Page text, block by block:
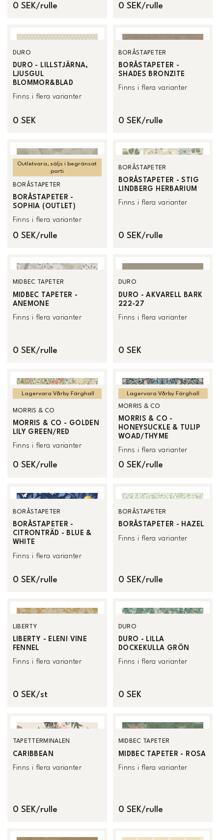
0 SEK/rulle 0 SEK/rulle
DURO
DURO - LILLSTJÄRNA,
LJUSGUL
BLOMMOR&BLAD
Finns i flera varianter
0 SEK
BORÅSTAPETER
BORÅSTAPETER -
SHADES BRONZITE
Finns i flera varianter
0 SEK/rulle
Outletvara, säljs i begränsat
parti
BORÅSTAPETER
BORÅSTAPETER -
SOPHIA (OUTLET)
Finns i flera varianter
0 SEK/rulle
BORÅSTAPETER
BORÅSTAPETER - STIG
LINDBERG HERBARIUM
Finns i flera varianter
0 SEK/rulle
MIDBEC TAPETER
MIDBEC TAPETER -
ANEMONE
Finns i flera varianter
0 SEK/rulle
DURO
DURO - AKVARELL BARK
222-27
Finns i flera varianter
0 SEK
Lagervara Vårby Färghall
MORRIS & CO
MORRIS & CO - GOLDEN
LILY GREEN/RED
Finns i flera varianter
0 SEK/rulle
Lagervara Vårby Färghall
MORRIS & CO
MORRIS & CO -
HONEYSUCKLE & TULIP
WOAD/THYME
Finns i flera varianter
0 SEK/rulle
BORÅSTAPETER
BORÅSTAPETER -
CITRONTRÄD - BLUE &
WHITE
Finns i flera varianter
0 SEK/rulle
BORÅSTAPETER
BORÅSTAPETER - HAZEL
Finns i flera varianter
0 SEK/rulle
LIBERTY
LIBERTY - ELENI VINE
FENNEL
Finns i flera varianter
0 SEK/st
DURO
DURO - LILLA
DOCKEKULLA GRÖN
Finns i flera varianter
0 SEK
TAPETTERMINALEN
CARIBBEAN
Finns i flera varianter
0 SEK/rulle
MIDBEC TAPETER
MIDBEC TAPETER - ROSA
Finns i flera varianter
0 SEK/rulle